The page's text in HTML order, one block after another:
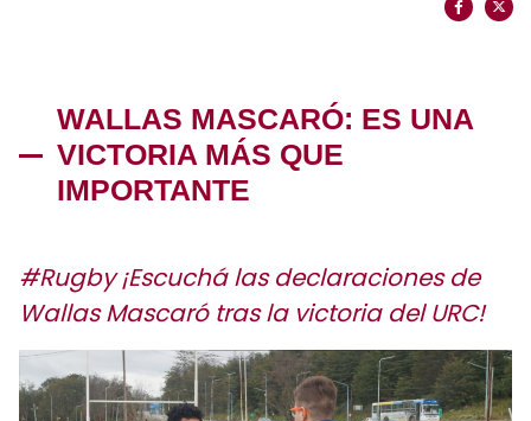
WALLAS MASCARÓ: ES UNA
VICTORIA MÁS QUE
IMPORTANTE
#Rugby ¡Escuchá las declaraciones de
Wallas Mascaró tras la victoria del URC!